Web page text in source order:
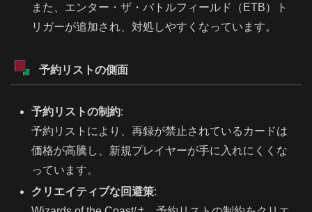
また、エンター・ザ・バトルフィールド（ETB）ト
リガーが追加され、対処しやすくなっています。
予約リストの側面
予約リストの制約:
予約リストにより、再録が禁止されているカードは
価格が高騰し、新規プレイヤーが手に入れにくくな
っています。
クリエイティブな回避策: